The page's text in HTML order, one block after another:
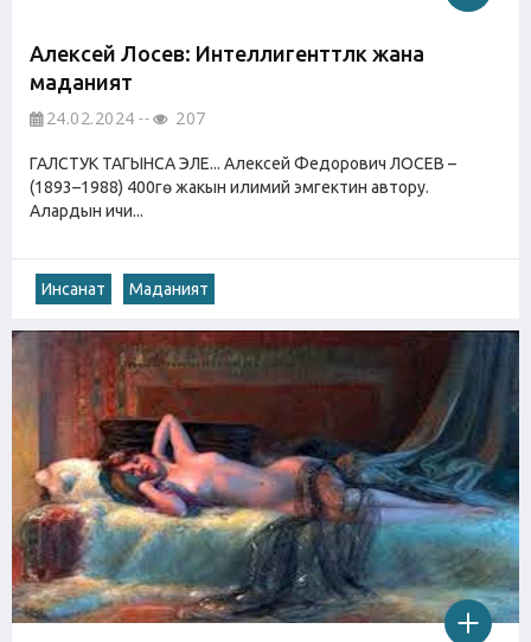
Алексей Лосев: Интеллигенттүүлүк жана
маданият
24.02.2024 207
ГАЛСТУК ТАГЫНСА ЭЛЕ... Алексей Федорович ЛОСЕВ –
(1893–1988) 400гө жакын илимий эмгектин автору.
Алардын ичи...
Инсанат Маданият